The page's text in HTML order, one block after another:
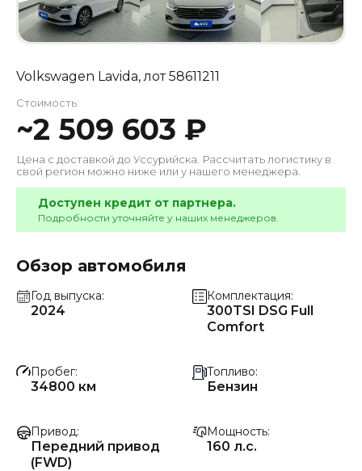
Volkswagen Lavida, лот58611211
Стоимость:
~2 509 603 ₽
Цена с доставкой до Уссурийска . Рассчитать логистику в
свой регион можно ниже или у нашего менеджера.
Доступен кредит от партнера.
Подробности уточняйте у наших менеджеров.
Обзор автомобиля
Год выпуска
2024
Комплектация
300TSI DSG Full
Comfort
Пробег
34800 км
Топливо
Бензин
Привод
Передний привод
(FWD)
Мощность
160 л.с.